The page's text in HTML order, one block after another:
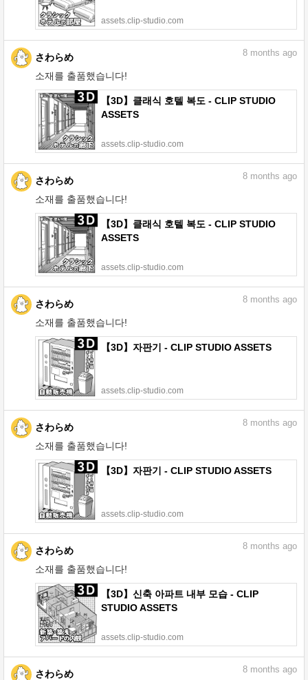
assets.clip-studio.com
さわらめ
소재를 출품했습니다!
8 months ago
【3D】클래식 호텔 복도 - CLIP STUDIO
ASSETS
assets.clip-studio.com
さわらめ
소재를 출품했습니다!
8 months ago
【3D】클래식 호텔 복도 - CLIP STUDIO
ASSETS
assets.clip-studio.com
さわらめ
소재를 출품했습니다!
8 months ago
【3D】자판기 - CLIP STUDIO ASSETS
assets.clip-studio.com
さわらめ
소재를 출품했습니다!
8 months ago
【3D】자판기 - CLIP STUDIO ASSETS
assets.clip-studio.com
さわらめ
소재를 출품했습니다!
8 months ago
【3D】신축 아파트 내부 모습 - CLIP
STUDIO ASSETS
assets.clip-studio.com
さわらめ 8 months ago